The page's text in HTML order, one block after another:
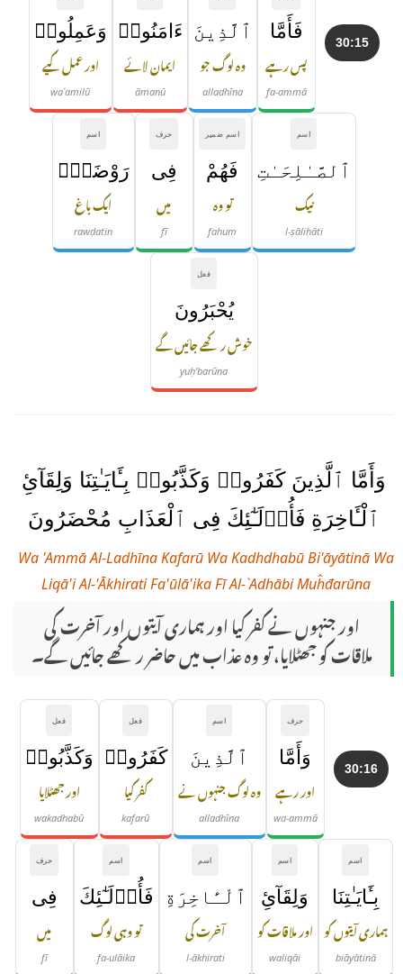
30:15 فَأَمَّا
پس رہے
fa-ammā
ٱلَّذِينَ
وہ لوگ جو
alladhīna
ءَامَنُوا۟
ایمان لائے
āmanū
وَعَمِلُوا۟
اور عمل کیے
waʿamilū
اسم
ٱلصَّـٰلِحَـٰتِ
نیک
l-ṣāliḥāti
اسم ضمیر
فَهُمْ
تو وہ
fahum
حرف
فِى
میں
fī
اسم
رَوْضَةٍۢ
ایک باغ
rawḍatin
فعل
يُحْبَرُونَ
خوش رکھے جائیں گے
yuḥ'barūna
وَأَمَّا ٱلَّذِينَ كَفَرُوا۟ وَكَذَّبُوا۟ بِـَٔايَـٰتِنَا وَلِقَآئِ
ٱلْـَٔاخِرَةِ فَأُو۟لَـٰٓئِكَ فِى ٱلْعَذَابِ مُحْضَرُونَ
Wa 'Ammā Al-Ladhīna Kafarū Wa Kadhdhabū Bi'āyātinā Wa
Liqā'i Al-'Ākhirati Fa'ūlā'ika Fī Al-`Adhābi Muĥđarūna
اور جنہوں نے کفر کیا اور ہماری آیتوں اور آخرت کی
ملاقات کو جھٹلایا، تو وہ عذاب میں حاضر رکھے جائیں گے۔
30:16
حرف
وَأَمَّا
اور رہے
wa-ammā
اسم
ٱلَّذِينَ
وہ لوگ جنہوں نے
alladhīna
فعل
كَفَرُوا۟
کفر کیا
kafarū
فعل
وَكَذَّبُوا۟
اور جھٹلایا
wakadhabū
اسم
بِـَٔايَـٰتِنَا
ہماری آیتوں کو
biāyātinā
اسم
وَلِقَآئِ
اور ملاقات کو
waliqāi
اسم
ٱلْـَٔاخِرَةِ
آخرت کی
l-ākhirati
اسم
فَأُو۟لَـٰٓئِكَ
تو وہی لوگ
fa-ulāika
حرف
فِى
میں
fī